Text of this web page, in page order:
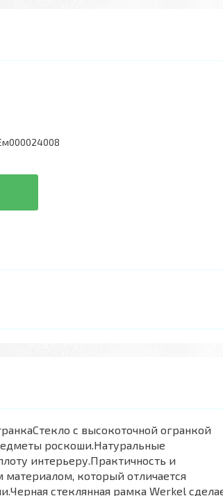
с высокоточной огранкой
роскоши.Натуральные
интерьеру.Практичность и
материалом, который отличается
стеклянная рамка Werkel